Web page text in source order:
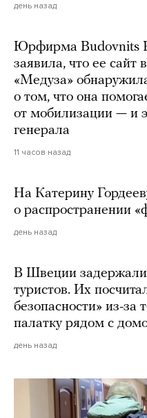
день назад
Юрфирма Budovnits
заявила, что ее сайт
«Медуза»
о том, что она
от мобилизации — и
генерала
11 часов назад
На Катерину
о распространении
день назад
В Швеции задержали
туристов. Их
безопасности» из-за
палатку рядом с
день назад